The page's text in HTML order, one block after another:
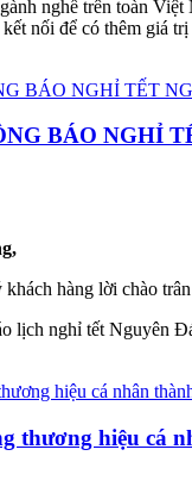
nghề trên toàn Việt
nối để có thêm giá
BÁO NGHỈ
hàng lời chào
lịch nghỉ tết Nguyên
thương hiệu cá